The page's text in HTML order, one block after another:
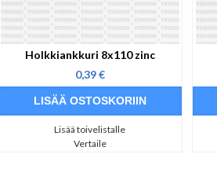
Holkkiankkuri 8x110 zinc
0,39 €
Lisää toivelistalle
Vertaile